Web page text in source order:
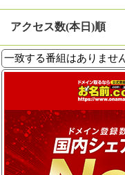
アクセス数(本日)順
一致する番組はありませ